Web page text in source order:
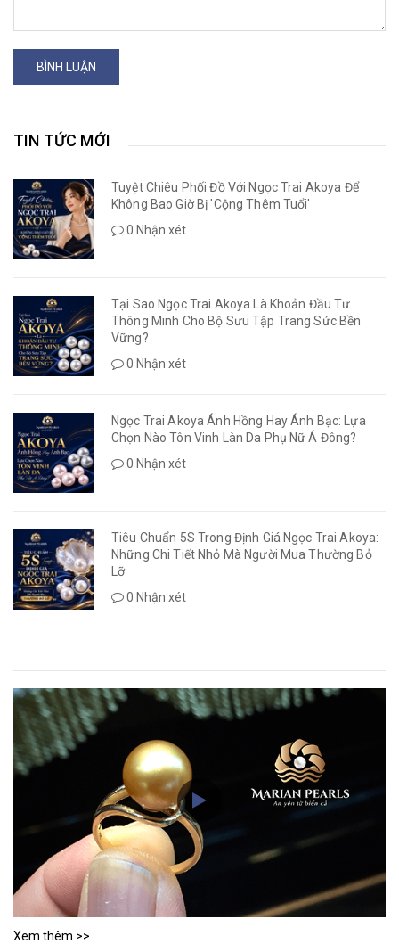
BÌNH LUẬN
TIN TỨC MỚI
Tuyệt Chiêu Phối Đồ Với Ngọc Trai Akoya Để
Không Bao Giờ Bị 'Cộng Thêm Tuổi'
0 Nhận xét
Tại Sao Ngọc Trai Akoya Là Khoản Đầu Tư
Thông Minh Cho Bộ Sưu Tập Trang Sức Bền
Vững?
0 Nhận xét
Ngọc Trai Akoya Ánh Hồng Hay Ánh Bạc: Lựa
Chọn Nào Tôn Vinh Làn Da Phụ Nữ Á Đông?
0 Nhận xét
Tiêu Chuẩn 5S Trong Định Giá Ngọc Trai Akoya:
Những Chi Tiết Nhỏ Mà Người Mua Thường Bỏ
Lỡ
0 Nhận xét
Xem thêm >>